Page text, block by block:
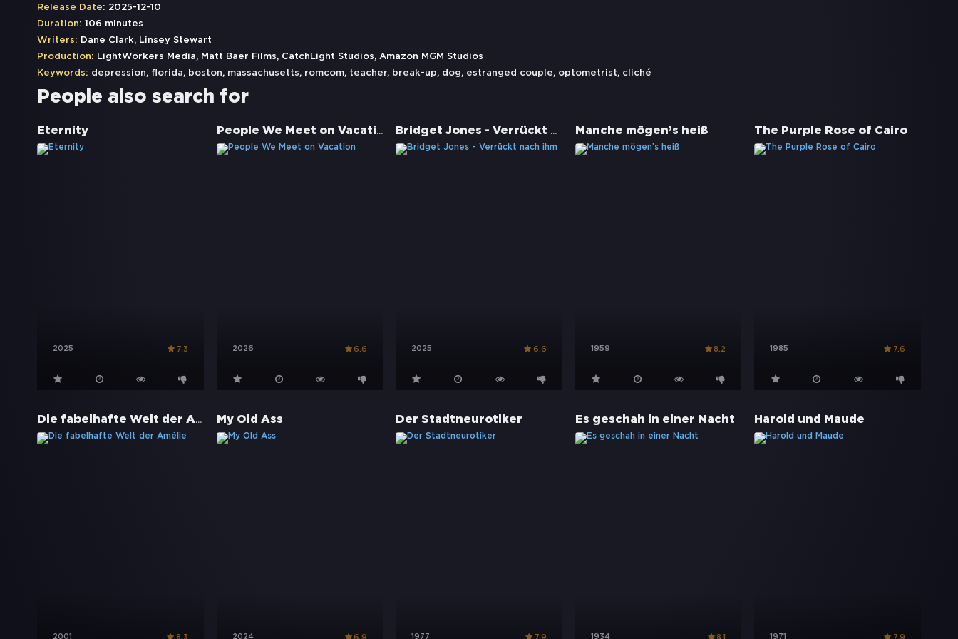
Release Date: 2025-12-10
Duration: 106 minutes
Writers: Dane Clark, Linsey Stewart
Production: LightWorkers Media, Matt Baer Films, CatchLight Studios, Amazon MGM Studios
Keywords: depression, florida, boston, massachusetts, romcom, teacher, break-up, dog, estranged couple, optometrist, cliché
People also search for
Eternity
2025 7.3
People We Meet on Vacation
2026 6.6
Bridget Jones - Verrückt nach ihm
2025 6.6
Manche mögen’s heiß
1959 8.2
The Purple Rose of Cairo
1985 7.6
Die fabelhafte Welt der Amélie
2001
My Old Ass
2024
Der Stadtneurotiker
1977
Es geschah in einer Nacht
1934
Harold und Maude
1971